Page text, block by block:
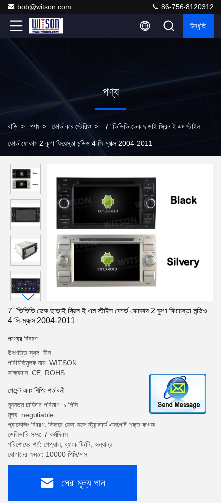
bob@witson.com 86-756-8120312
উদ্ধৃতি
পণ্য
বাড়ি > পণ্য > ফোর্ড কার স্টেরিও > 7 "ডিভিডি ডেক ছাড়াই স্ক্রিন ই এম স্টাইল
ফোর্ড ফোকাস 2 কুগা ফিয়েস্তা মন্ডিও 4 সি-ম্যাক্স 2004-2011
7 "ডিভিডি ডেক ছাড়াই স্ক্রিন ই এম স্টাইল ফোর্ড ফোকাস 2 কুগা ফিয়েস্তা মন্ডিও
4 সি-ম্যাক্স 2004-2011
পণ্যের বিবরণ
উৎপত্তি স্থল: চীন
পরিচিতিমুলক নাম: WITSON
সাক্ষ্যদান: CE, ROHS
পেমেন্ট এবং শিপিং শর্তাবলী
ন্যূনতম চাহিদার পরিমাণ: ১ পিসি
মূল্য: negotiable
প্যাকেজিং বিবরণ: ভিতরে ফেনা সঙ্গে স্ট্যান্ডার্ড এক্সপোর্ট শক্ত কাগজ
ডেলিভারি সময়: 7 কর্মদিবস
পরিশোধের শর্ত: পেপ্যাল, ব্যাংক টি/টি, অন্যান্য
যোগানের ক্ষমতা: 10000 পিসি/মাস
সেরা মূল্য পান